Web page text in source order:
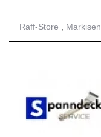
Raff-Store
Markisen